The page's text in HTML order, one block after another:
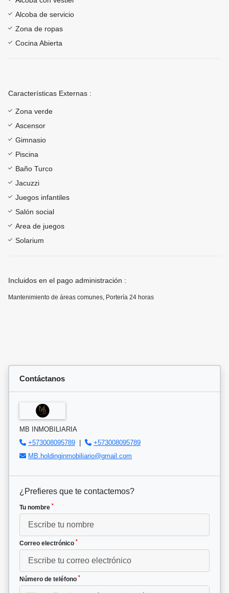
Alcoba de servicio
Zona de ropas
Cocina Abierta
Características Externas :
Zona verde
Ascensor
Gimnasio
Piscina
Baño Turco
Jacuzzi
Juegos infantiles
Salón social
Area de juegos
Solarium
Incluidos en el pago administración :
Mantenimiento de áreas comunes, Portería 24 horas
Contáctanos
MB INMOBILIARIA
+573008095789 |
+573008095789
MB.holdinginmobiliario@gmail.com
¿Prefieres que te contactemos?
Tu nombre *
Correo electrónico *
Número de teléfono *